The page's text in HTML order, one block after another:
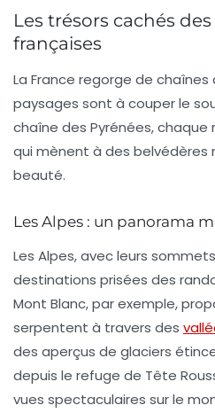
Les trésors cachés
françaises
La France regorge de
paysages sont à couper le
chaîne des Pyrénées,
qui mènent à des belvédères
beauté.
Les Alpes : un panorama
Les Alpes, avec leurs
destinations prisées des
Mont Blanc, par exemple,
serpentent à travers des
des aperçus de glaciers
depuis le refuge de Tête
vues spectaculaires sur le